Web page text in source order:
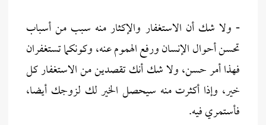
- ولا شك أن الاستغفار والإكثار منه سبب من أسباب
تحسن أحوال الإنسان ورفع الهموم عنه، وكونكما تستغفران
فهذا أمر حسن، ولا شك أنك تقصدين من الاستغفار كل
خير، وإذا أكثرت منه سيحصل الخير لك لزوجك أيضا،
فأستمري فيه.